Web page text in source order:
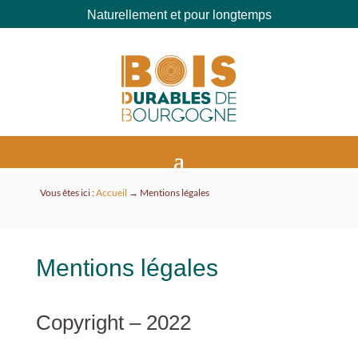
Naturellement et pour longtemps
Vous êtes ici :Accueil → Mentions légales
Mentions légales
Copyright – 2022